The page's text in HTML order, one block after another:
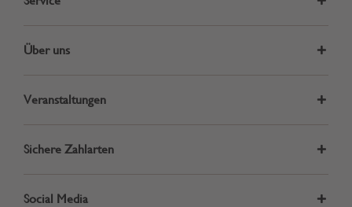
Über uns
Veranstaltungen
Sichere Zahlarten
Social Media